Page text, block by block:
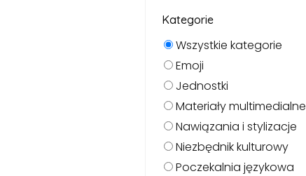
Kategorie
Wszystkie kategorie
Emoji
Jednostki
Materiały multimedialne
Nawiązania i stylizacje
Niezbędnik kulturowy
Poczekalnia językowa